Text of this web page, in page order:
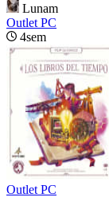
Lunam
Outlet PC
4sem
Outlet PC